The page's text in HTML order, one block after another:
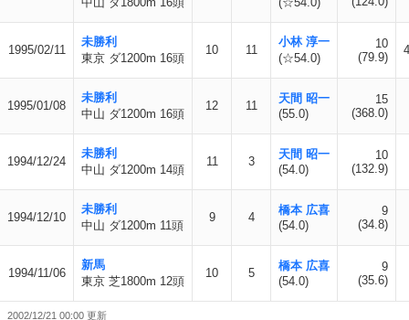
1995/02/11
未勝利
東京 ダ1200m 16頭
10 11
小林 淳一
(☆54.0)
10
(79.9)
1995/01/08
未勝利
中山 ダ1200m 16頭
12 11
天間 昭一
(55.0)
15
(368.0)
1994/12/24
未勝利
中山 ダ1200m 14頭
11 3
天間 昭一
(54.0)
10
(132.9)
1994/12/10
未勝利
中山 ダ1200m 11頭
9 4
橋本 広喜
(54.0)
9
(34.8)
1994/11/06
新馬
東京 芝1800m 12頭
10 5
橋本 広喜
(54.0)
9
(35.6)
2002/12/21 00:00 更新